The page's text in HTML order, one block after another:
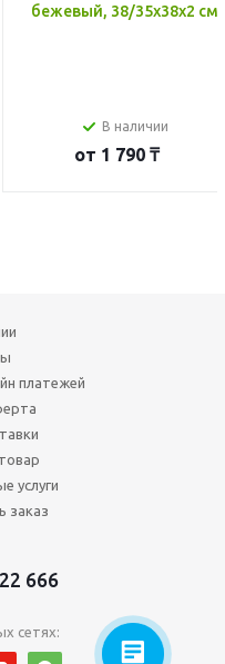
бежевый, 38/35x38x2 см
В наличии
от 1 790 ₸
платежей
услуги
заказ
666
сетях: